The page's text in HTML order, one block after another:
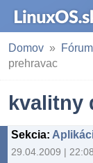
Domov Fórum
prehravac
kvalitny
Sekcia:
29.04.2009 | 22:08